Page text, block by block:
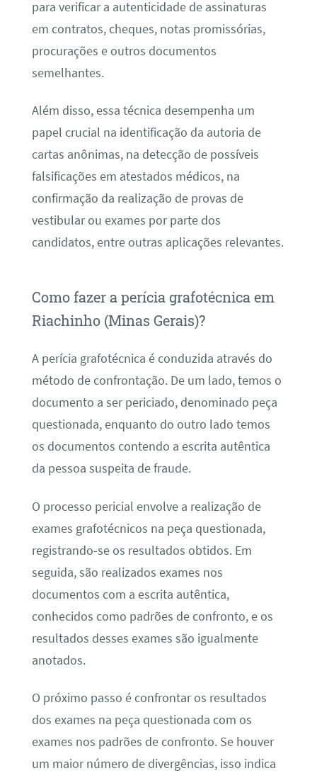
para verificar a autenticidade de assinaturas
em contratos, cheques, notas promissórias,
procurações e outros documentos
semelhantes.
Além disso, essa técnica desempenha um
papel crucial na identificação da autoria de
cartas anônimas, na detecção de possíveis
falsificações em atestados médicos, na
confirmação da realização de provas de
vestibular ou exames por parte dos
candidatos, entre outras aplicações relevantes.
Como fazer a perícia grafotécnica em
Riachinho (Minas Gerais)?
A perícia grafotécnica é conduzida através do
método de confrontação. De um lado, temos o
documento a ser periciado, denominado peça
questionada, enquanto do outro lado temos
os documentos contendo a escrita autêntica
da pessoa suspeita de fraude.
O processo pericial envolve a realização de
exames grafotécnicos na peça questionada,
registrando-se os resultados obtidos. Em
seguida, são realizados exames nos
documentos com a escrita autêntica,
conhecidos como padrões de confronto, e os
resultados desses exames são igualmente
anotados.
O próximo passo é confrontar os resultados
dos exames na peça questionada com os
exames nos padrões de confronto. Se houver
um maior número de divergências, isso indica